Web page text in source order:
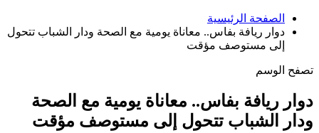
الصفحة الرئيسية
دوار ريافة بفاس.. معاناة يومية مع الصحة ودار الشباب تتحول
إلى مستوصف مؤقت
تصفح الوسم
دوار ريافة بفاس.. معاناة يومية مع الصحة
ودار الشباب تتحول إلى مستوصف مؤقت